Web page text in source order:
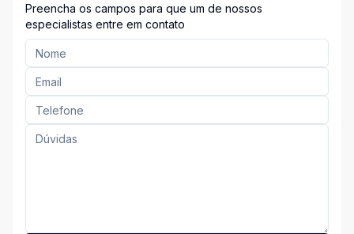
Preencha os campos para que um de nossos
especialistas entre em contato